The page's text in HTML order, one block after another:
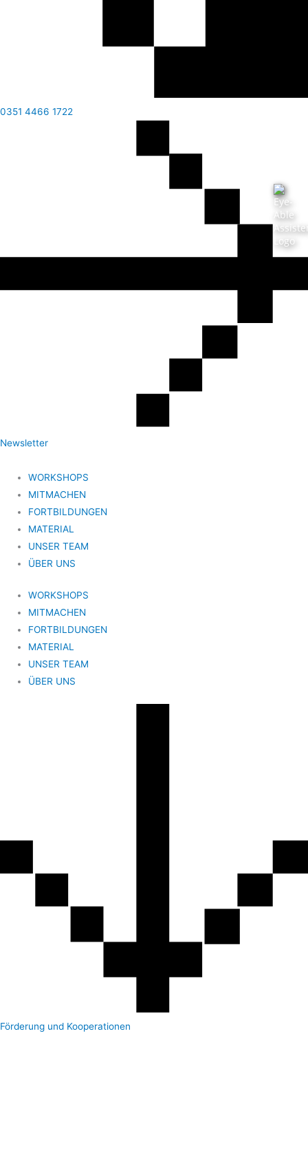
0351 4466 1722
Newsletter
WORKSHOPS
MITMACHEN
FORTBILDUNGEN
MATERIAL
UNSER TEAM
ÜBER UNS
WORKSHOPS
MITMACHEN
FORTBILDUNGEN
MATERIAL
UNSER TEAM
ÜBER UNS
Förderung und Kooperationen